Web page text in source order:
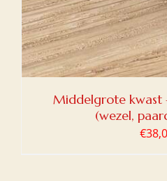
Middelgrote kwast
(wezel,
€